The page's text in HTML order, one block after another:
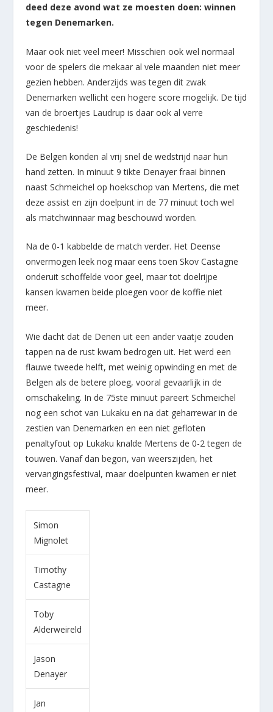
deed deze avond wat ze moesten doen: winnen
tegen Denemarken.
Maar ook niet veel meer! Misschien ook wel normaal
voor de spelers die mekaar al vele maanden niet meer
gezien hebben. Anderzijds was tegen dit zwak
Denemarken wellicht een hogere score mogelijk. De tijd
van de broertjes Laudrup is daar ook al verre
geschiedenis!
De Belgen konden al vrij snel de wedstrijd naar hun
hand zetten. In minuut 9 tikte Denayer fraai binnen
naast Schmeichel op hoekschop van Mertens, die met
deze assist en zijn doelpunt in de 77 minuut toch wel
als matchwinnaar mag beschouwd worden.
Na de 0-1 kabbelde de match verder. Het Deense
onvermogen leek nog maar eens toen Skov Castagne
onderuit schoffelde voor geel, maar tot doelrijpe
kansen kwamen beide ploegen voor de koffie niet
meer.
Wie dacht dat de Denen uit een ander vaatje zouden
tappen na de rust kwam bedrogen uit. Het werd een
flauwe tweede helft, met weinig opwinding en met de
Belgen als de betere ploeg, vooral gevaarlijk in de
omschakeling. In de 75ste minuut pareert Schmeichel
nog een schot van Lukaku en na dat geharrewar in de
zestien van Denemarken en een niet gefloten
penaltyfout op Lukaku knalde Mertens de 0-2 tegen de
touwen. Vanaf dan begon, van weerszijden, het
vervangingsfestival, maar doelpunten kwamen er niet
meer.
Simon
Mignolet
Timothy
Castagne
Toby
Alderweireld
Jason
Denayer
Jan